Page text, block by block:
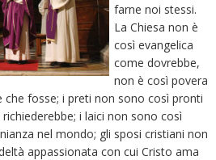
farne noi stessi.
La Chiesa non è
così evangelica
come dovrebbe,
non è così povera
che fosse; i preti non sono così pronti
i laici non sono così
nel mondo; gli sposi cristiani non
appassionata con cui Cristo ama